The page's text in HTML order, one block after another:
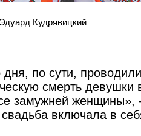
Кудрявицкий
по сути,
смерть девушки
замужней женщины»,
включала в